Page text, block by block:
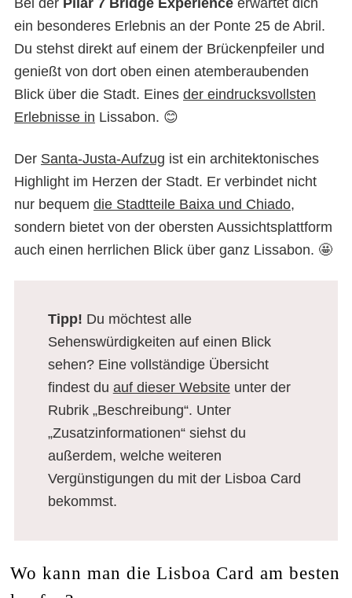
Bei der Pilar 7 Bridge Experience erwartet dich
ein besonderes Erlebnis an der Ponte 25 de Abril.
Du stehst direkt auf einem der Brückenpfeiler und
genießt von dort oben einen atemberaubenden
Blick über die Stadt. Eines der eindrucksvollsten
Erlebnisse in Lissabon. 😊
Der Santa-Justa-Aufzug ist ein architektonisches
Highlight im Herzen der Stadt. Er verbindet nicht
nur bequem die Stadtteile Baixa und Chiado,
sondern bietet von der obersten Aussichtsplattform
auch einen herrlichen Blick über ganz Lissabon. 🤩
Tipp! Du möchtest alle
Sehenswürdigkeiten auf einen Blick
sehen? Eine vollständige Übersicht
findest du auf dieser Websiteunter der
Rubrik „Beschreibung“. Unter
„Zusatzinformationen“ siehst du
außerdem, welche weiteren
Vergünstigungen du mit der Lisboa Card
bekommst.
Wo kann man die Lisboa Card am besten